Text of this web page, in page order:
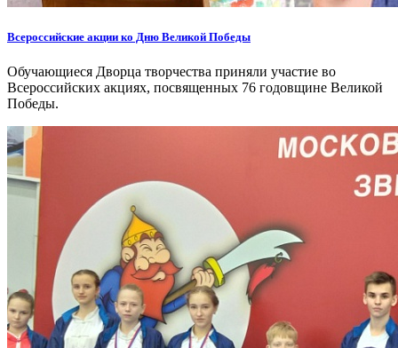
Всероссийские акции ко Дню Великой Победы
Обучающиеся Дворца творчества приняли участие во
Всероссийских акциях, посвященных 76 годовщине Великой
Победы.